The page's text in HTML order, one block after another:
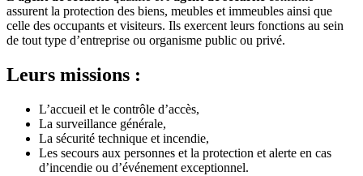
assurent la protection des biens, meubles et immeubles ainsi que
celle des occupants et visiteurs. Ils exercent leurs fonctions au sein
de tout type d’entreprise ou organisme public ou privé.
Leurs missions :
L’accueil et le contrôle d’accès,
La surveillance générale,
La sécurité technique et incendie,
Les secours aux personnes et la protection et alerte en cas
d’incendie ou d’événement exceptionnel.